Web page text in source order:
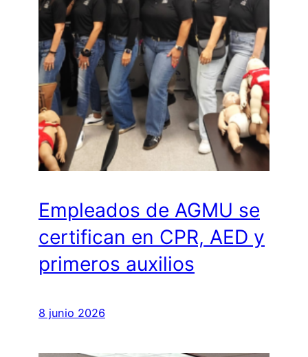
Empleados de AGMU se
certifican en CPR, AED y
primeros auxilios
8 junio 2026